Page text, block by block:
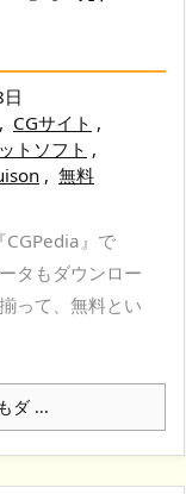
, CGサイト ,
トソフト ,
, 無料
CGPedia』で
タもダウンロー
って、無料とい
ダ ...